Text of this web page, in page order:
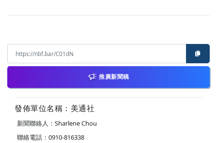
推廣新聞稿
發佈單位名稱：美通社
新聞聯絡人：Sharlene Chou
聯絡電話：0910-816338